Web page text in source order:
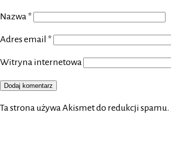
Nazwa *
Adres email *
Witryna internetowa
Ta strona używa Akismet do redukcji spamu.